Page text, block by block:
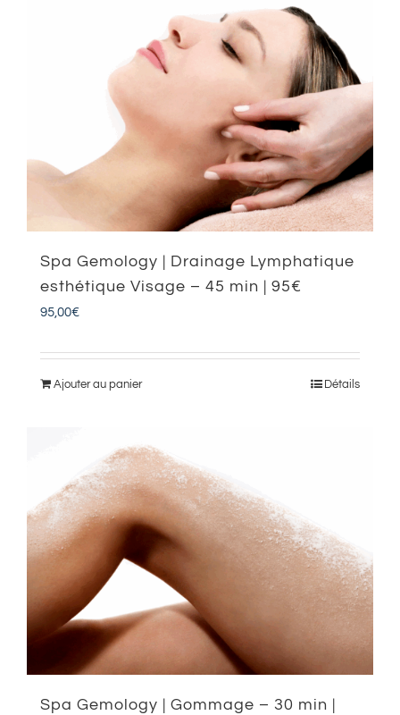
Spa Gemology | Drainage Lymphatique
esthétique Visage – 45 min | 95€
95,00€
Ajouter au panier Détails
Spa Gemology | Gommage – 30 min |